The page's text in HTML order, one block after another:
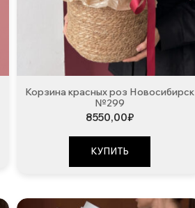
Корзина красных роз Новосибирск
№299
8550,00₽
КУПИТЬ